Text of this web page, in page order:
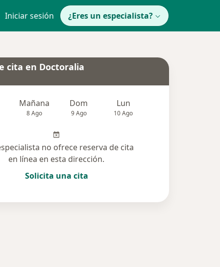
Iniciar sesión ¿Eres un especialista?
cita en Doctoralia
Mañana
8 Ago
Dom
9 Ago
Lun
10 Ago
no ofrece reserva de cita
en línea en esta dirección.
Solicita una cita